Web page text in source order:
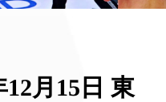
月15日 東